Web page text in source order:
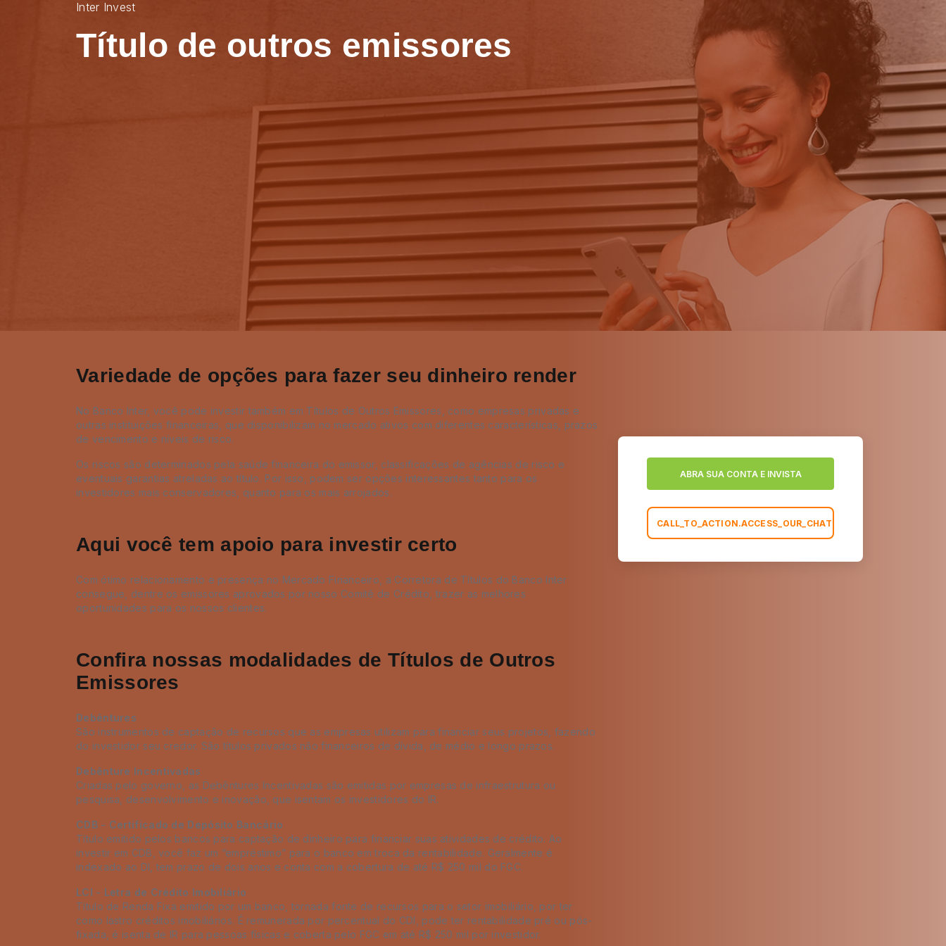
Inter Invest
Título de outros emissores
Variedade de opções para fazer seu dinheiro render
No Banco Inter, você pode investir também em Títulos de Outros Emissores, como empresas privadas e
outras instituições financeiras, que disponibilizam no mercado ativos com diferentes características, prazos
de vencimento e níveis de risco.
Os riscos são determinados pela saúde financeira do emissor, classificações de agências de risco e
eventuais garantias atreladas ao título. Por isso, podem ser opções interessantes tanto para os
investidores mais conservadores, quanto para os mais arrojados.
Aqui você tem apoio para investir certo
Com ótimo relacionamento e presença no Mercado Financeiro, a Corretora de Títulos do Banco Inter
consegue, dentre os emissores aprovados por nosso Comitê de Crédito, trazer as melhores
oportunidades para os nossos clientes.
Confira nossas modalidades de Títulos de Outros
Emissores
Debêntures
São instrumentos de captação de recursos que as empresas utilizam para financiar seus projetos, fazendo
do investidor seu credor. São títulos privados não financeiros de dívida, de médio e longo prazos.
Debênture Incentivadas
Criadas pelo governo, as Debêntures Incentivadas são emitidas por empresas de infraestrutura ou
pesquisa, desenvolvimento e inovação, que isentam os investidores do IR.
CDB - Certificado de Depósito Bancário
Título emitido pelos bancos para captação de dinheiro para financiar suas atividades de crédito. Ao
investir em CDB, você faz um “empréstimo” para o banco em troca da rentabilidade. Geralmente é
indexado ao DI, tem prazo de dois anos e conta com a cobertura de até R$ 250 mil do FGC.
LCI - Letra de Crédito Imobiliário
Título de Renda Fixa emitido por um banco, tornada fonte de recursos para o setor imobiliário, por ter
como lastro créditos imobiliários. É remunerada por percentual do CDI, pode ter rentabilidade pré ou pós-
fixada, é isenta de IR para pessoas físicas e coberta pelo FGC em até R$ 250 mil por investidor.
ABRA SUA CONTA E INVISTA
CALL_TO_ACTION.ACCESS_OUR_CHAT